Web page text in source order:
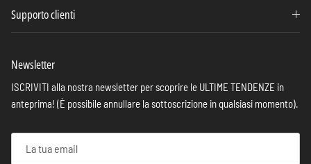
Supporto clienti
Newsletter
ISCRIVITI alla nostra newsletter per scoprire le ULTIME TENDENZE in
anteprima! (È possibile annullare la sottoscrizione in qualsiasi momento).